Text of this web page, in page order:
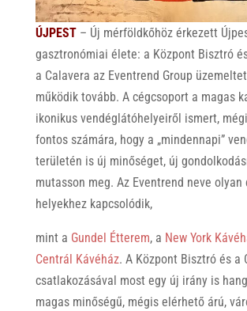
ÚJPEST – Új mérföldkőhöz érkezett
gasztronómiai élete: a Központ Bisztró
a Calavera az Eventrend Group
működik tovább. A cégcsoport a magas
ikonikus vendéglátóhelyeiről ismert,
fontos számára, hogy a „mindennapi”
területén is új minőséget, új
mutasson meg. Az Eventrend neve
helyekhez kapcsolódik,
mint a Gundel Étterem, a New York
Centrál Kávéház. A Központ Bisztró és a
csatlakozásával most egy új irány is
magas minőségű, mégis elérhető árú,